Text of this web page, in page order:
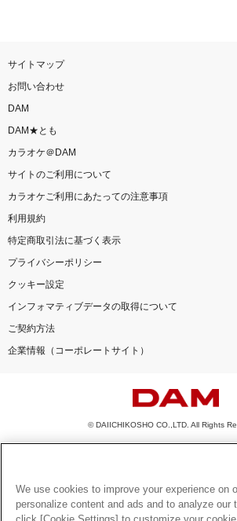
サイトマップ
お問い合わせ
DAM
DAM★とも
カラオケ＠DAM
サイトのご利用について
カラオケご利用にあたっての注意事項
利用規約
特定商取引法に基づく表示
プライバシーポリシー
クッキー設定
インフォマティブデータの取得について
ご契約方法
企業情報（コーポレートサイト）
© DAIICHIKOSHO CO.,LTD. All Rights
このサイトに掲載されている一切の文章・画像・写真・
を問わず、著作権法の定める範囲を超えて無断で複製、転
とを禁じます。
楽曲及びコンテンツは、機種によりご利用いただけない場
We use cookies to improve your experience on
personalize content and ads and to analyze our